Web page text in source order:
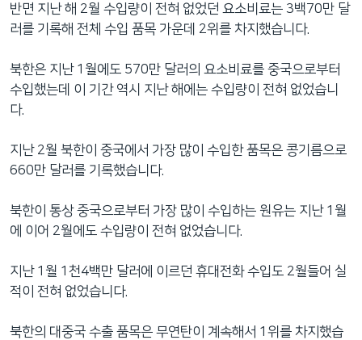
반면 지난 해 2월 수입량이 전혀 없었던 요소비료는 3백70만 달
러를 기록해 전체 수입 품목 가운데 2위를 차지했습니다.
북한은 지난 1월에도 570만 달러의 요소비료를 중국으로부터
수입했는데 이 기간 역시 지난 해에는 수입량이 전혀 없었습니
다.
지난 2월 북한이 중국에서 가장 많이 수입한 품목은 콩기름으로
660만 달러를 기록했습니다.
북한이 통상 중국으로부터 가장 많이 수입하는 원유는 지난 1월
에 이어 2월에도 수입량이 전혀 없었습니다.
지난 1월 1천4백만 달러에 이르던 휴대전화 수입도 2월들어 실
적이 전혀 없었습니다.
북한의 대중국 수출 품목은 무연탄이 계속해서 1위를 차지했습